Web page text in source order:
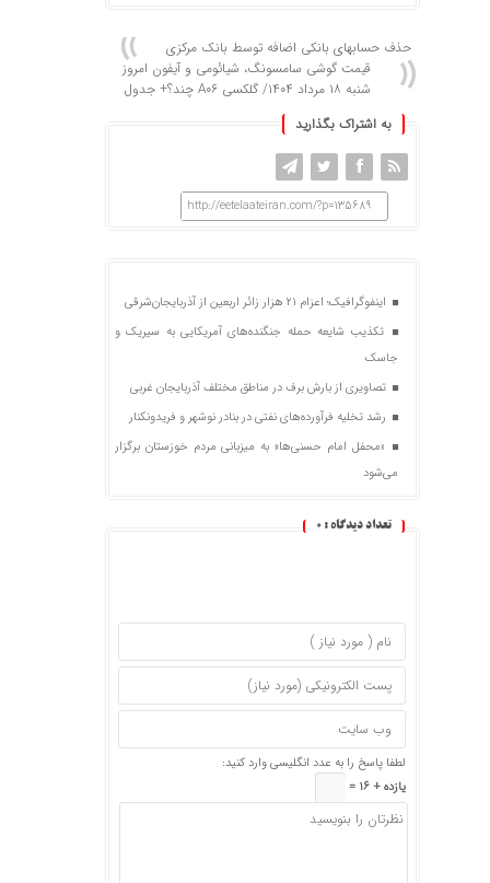
حذف حسابهای بانکی اضافه توسط بانک مرکزی
قیمت گوشی سامسونگ، شیائومی و آیفون امروز
شنبه ۱۸ مرداد ۱۴۰۴/ گلکسی A۰۶ چند؟+ جدول
به اشتراک بگذارید
http://eetelaateiran.com/?p=135689
اینفوگرافیک؛ اعزام ۲۱ هزار زائر اربعین از آذربایجان‌شرقی
تکذیب شایعه حمله جنگنده‌های آمریکایی به سیریک و
جاسک
تصاویری از بارش برف در مناطق مختلف آذربایجان غربی
رشد تخلیه فرآورده‌های نفتی در بنادر نوشهر و فریدونکنار
«محفل امام حسنی‌ها» به میزبانی مردم خوزستان برگزار
می‌شود
تعداد دیدگاه : 0
لطفا پاسخ را به عدد انگلیسی وارد کنید:
یازده + 16 =